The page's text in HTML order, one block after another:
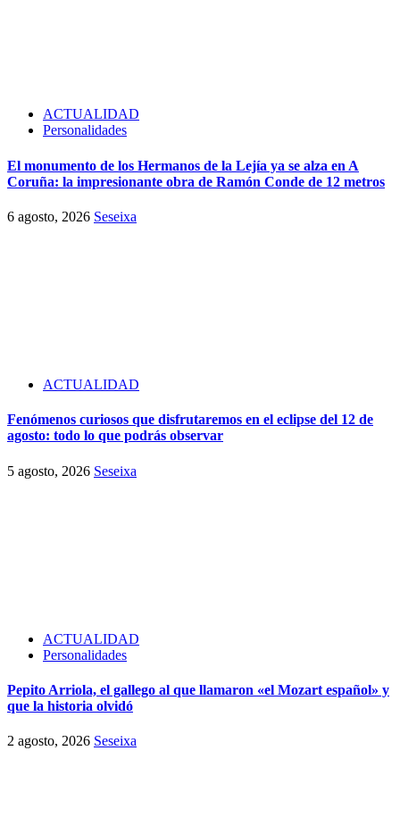
ACTUALIDAD
Personalidades
El monumento de los Hermanos de la Lejía ya se alza en A
Coruña: la impresionante obra de Ramón Conde de 12 metros
6 agosto, 2026 Seseixa
ACTUALIDAD
Fenómenos curiosos que disfrutaremos en el eclipse del 12 de
agosto: todo lo que podrás observar
5 agosto, 2026 Seseixa
ACTUALIDAD
Personalidades
Pepito Arriola, el gallego al que llamaron «el Mozart español» y
que la historia olvidó
2 agosto, 2026 Seseixa